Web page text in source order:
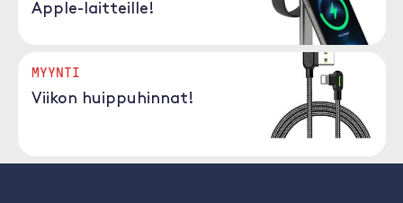
Apple-laitteille!
MYYNTI
Viikon huippuhinnat!